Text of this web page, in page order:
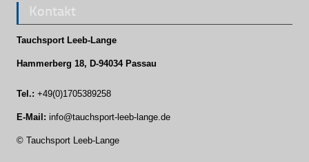
Kontakt
Tauchsport Leeb-Lange
Hammerberg 18, D-94034 Passau
Tel.: +49(0)1705389258
E-Mail: info@tauchsport-leeb-lange.de
© Tauchsport Leeb-Lange